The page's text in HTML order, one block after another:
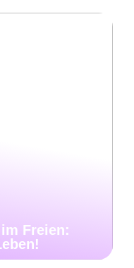
Freien: